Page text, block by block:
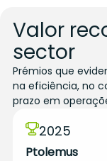
Valor
sector
Prémios que
na eficiência, no
prazo em
2025
Ptolemus